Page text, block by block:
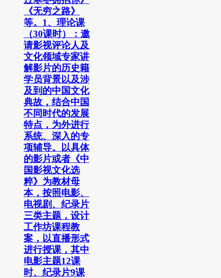
《无穷之路》
等。1、理论课
（30课时）：邀
请影视评论人及
文化领域专家讲
解影片的历史籍
学员背景以及涉
及到的中国文化
典故，结合中国
不同时代的发展
特点，为外进行
系统、深入的专
项辅导。以具体
的影片或者《中
国影视文化选
粹》为教材母
本，按照电影、
电视剧、纪录片
三类主题，设计
工作坊课程教
案，以直播形式
进行授课，其中
电影主题12课
时、纪录片9课